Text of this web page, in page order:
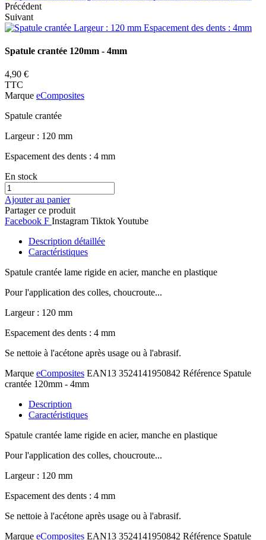
Précédent
Suivant
Spatule crantée 120mm - 4mm
4,90 €
TTC
Marque eComposites
Spatule crantée
Largeur : 120 mm
Espacement des dents : 4 mm
En stock
Ajouter au panier
Partager ce produit
Facebook F Instagram TiktokYoutube
Description détaillée
Caractéristiques
Spatule crantée lame rigide en acier, manche en plastique
Pour l'application des colles, choucroute...
Largeur : 120 mm
Espacement des dents : 4 mm
Se nettoie à l'acétone après usage ou à l'abrasif.
Marque eComposites EAN13 3524141950842 Référence Spatule
crantée 120mm - 4mm
Description
Caractéristiques
Spatule crantée lame rigide en acier, manche en plastique
Pour l'application des colles, choucroute...
Largeur : 120 mm
Espacement des dents : 4 mm
Se nettoie à l'acétone après usage ou à l'abrasif.
Marque eComposites EAN13 3524141950842 Référence Spatule